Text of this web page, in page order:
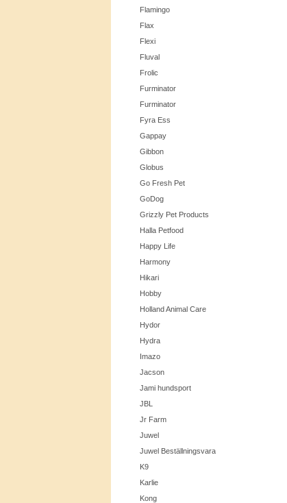
Flamingo
Flax
Flexi
Fluval
Frolic
Furminator
Furminator
Fyra Ess
Gappay
Gibbon
Globus
Go Fresh Pet
GoDog
Grizzly Pet Products
Halla Petfood
Happy Life
Harmony
Hikari
Hobby
Holland Animal Care
Hydor
Hydra
Imazo
Jacson
Jami hundsport
JBL
Jr Farm
Juwel
Juwel Beställningsvara
K9
Karlie
Kong